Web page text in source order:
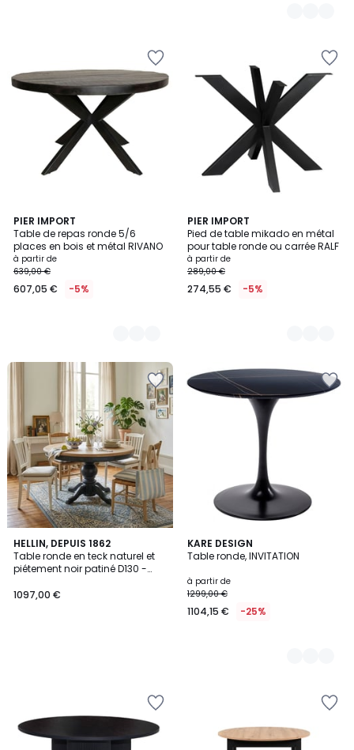
PIER IMPORT
Table de repas ronde 5/6
places en bois et métal RIVANO
à partir de
639,00 €
607,05 € -5%
2
Couleurs
PIER IMPORT
Pied de table mikado en métal
pour table ronde ou carrée RALF
à partir de
289,00 €
274,55 € -5%
3
Couleurs
HELLIN, DEPUIS 1862
Table ronde en teck naturel et
piétement noir patiné D130 -
1097,00 €
KARE DESIGN
Table ronde, INVITATION
à partir de
1299,00 €
1104,15 € -25%
5
Couleurs